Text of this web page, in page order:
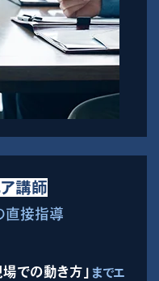
講師
直接指導
での動き方」 までエ